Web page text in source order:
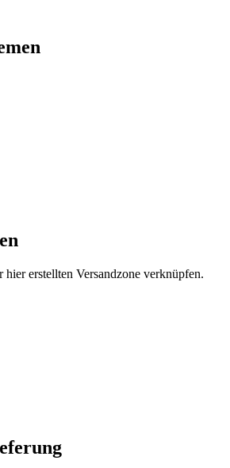
hier erstellten Versandzone verknüpfen.